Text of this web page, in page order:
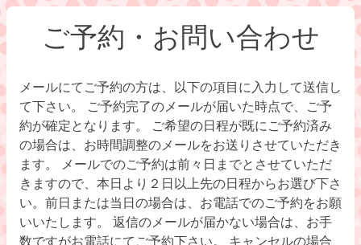
ご予約・お問い合わせ
メールにてご予約の方は、以下の項目に入力して送信し
て下さい。 ご予約完了のメールが届いた時点で、ご予
約が確定となります。 ご希望の日程が既にご予約済み
の場合は、お時間調整のメールをお送りさせていただき
ます。 メールでのご予約は前々日までとさせていただ
きますので、本日より２日以上先の日程からお選び下さ
い。前日または当日の場合は、お電話でのご予約をお願
いいたします。 返信のメールが届かない場合は、お手
数ですがお電話にてご予約下さい。 キャンセルの場合